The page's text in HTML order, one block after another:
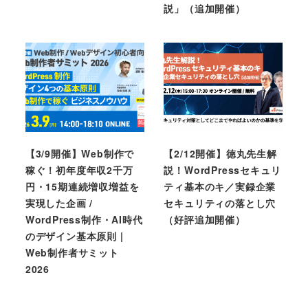
説」（追加開催）
【3/9開催】Web制作で
稼ぐ！初年度年収2千万
円・15期連続増収増益を
実現した企画 /
WordPress制作・AI時代
のデザイン基本原則 |
Web制作者サミット
2026
【2/12開催】徳丸先生解
説！WordPressセキュリ
ティ基本のキ／実録企業
セキュリティの落とし穴
（好評追加開催）